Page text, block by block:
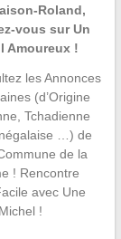
Roland,
vous sur Un
Amoureux !
les Annonces
(d’Origine
Tchadienne
…) de
de la
! Rencontre
avec Une
!